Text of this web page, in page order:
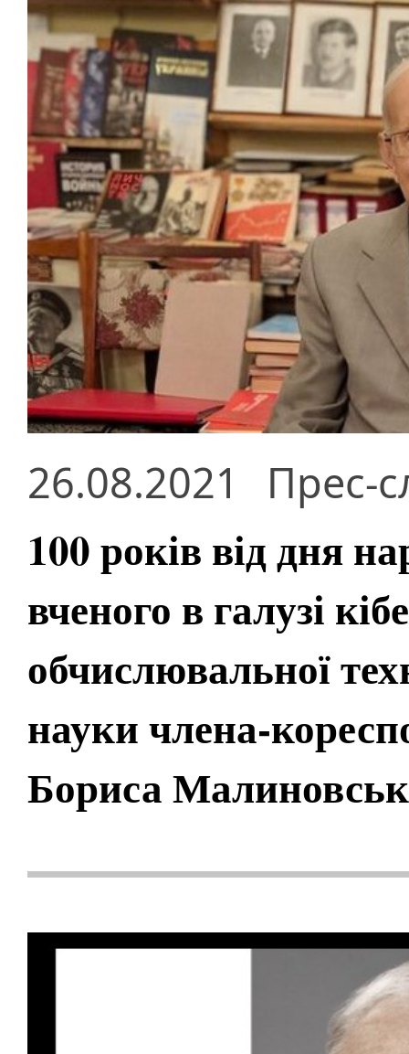
26.08.2021 Прес-
100 років від дня
вченого в галузі
обчислювальної
науки члена-
Бориса